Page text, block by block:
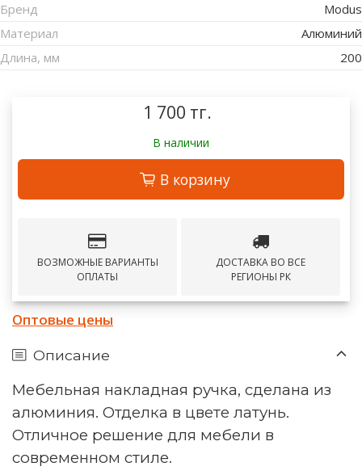
Бренд
Modus
Материал
Алюминий
Длина, мм
200
1 700 тг.
В наличии
В корзину
ВОЗМОЖНЫЕ ВАРИАНТЫ
ОПЛАТЫ
ДОСТАВКА ВО ВСЕ
РЕГИОНЫ РК
Оптовые цены
Описание
Мебельная накладная ручка, сделана из
алюминия. Отделка в цвете латунь.
Отличное решение для мебели в
современном стиле.